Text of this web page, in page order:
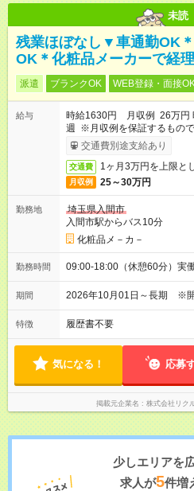
未読
残業ほぼなし▼車通勤OK
OK＊化粧品メーカーで経
派遣 ブランクOK WEB登録・面接
給与
時給1630円 月収例 26万円
週 ※月収例を保証するもので
交通費別途支給あり
交通費 1ヶ月3万円を上限と
月収例 25～30万円
勤務地
埼玉県入間市
入間市駅からバス10分
化粧品メ－カ－
勤務時間 09:00-18:00（休憩60分）実
期間 2026年10月01日～長期 ※
特徴 履歴書不要
気になる！ 応募
掲載元企業名 株式会社リク
少しエリアを
求人が5件増